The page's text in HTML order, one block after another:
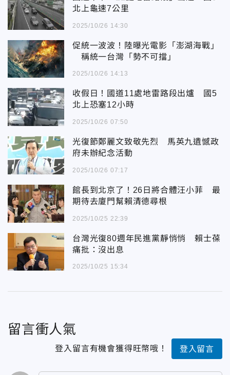
北上龜速7公里
2025/10/26 14:30
促統一波波！陸曝光電影「澎湖海戰」
稱統一台灣「勢不可擋」
2025/10/26 14:13
收假日！國道11處地雷路段出爐 國5
北上恐塞12小時
2025/10/26 07:50
光復節鄭麗文致敬先烈 馬英九遺憾政
府未辦紀念活動
2025/10/26 07:17
館長到北京了！26日將合體汪小菲 最
期待去廈門幫賴清德尋根
2025/10/25 22:39
台灣光復80週年民進黨靜悄悄 賴士葆
痛批：沒出息
2025/10/25 15:34
留言衝人氣
登入留言有機會獲得旺幣哦！ 登入留言